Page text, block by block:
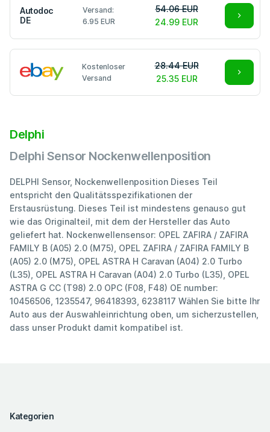
Autodoc
DE
Versand:
6.95 EUR
54.06 EUR
24.99 EUR
Kostenloser
Versand
28.44 EUR
25.35 EUR
Delphi
Delphi Sensor Nockenwellenposition
DELPHI Sensor, Nockenwellenposition Dieses Teil
entspricht den Qualitätsspezifikationen der
Erstausrüstung. Dieses Teil ist mindestens genauso gut
wie das Originalteil, mit dem der Hersteller das Auto
geliefert hat. Nockenwellensensor: OPEL ZAFIRA / ZAFIRA
FAMILY B (A05) 2.0 (M75), OPEL ZAFIRA / ZAFIRA FAMILY B
(A05) 2.0 (M75), OPEL ASTRA H Caravan (A04) 2.0 Turbo
(L35), OPEL ASTRA H Caravan (A04) 2.0 Turbo (L35), OPEL
ASTRA G CC (T98) 2.0 OPC (F08, F48) OE number:
10456506, 1235547, 96418393, 6238117 Wählen Sie bitte Ihr
Auto aus der Auswahleinrichtung oben, um sicherzustellen,
dass unser Produkt damit kompatibel ist.
Kategorien